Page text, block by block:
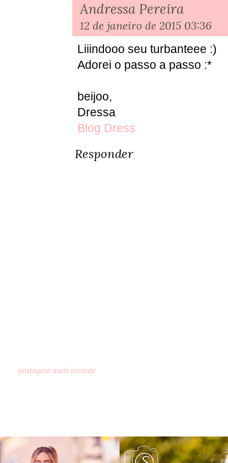
Andressa Pereira
12 de janeiro de 2015 03:36
Liiindooo seu turbanteee :)
Adorei o passo a passo :*
beijoo,
Dressa
Blog Dress
Responder
postagem mais recente